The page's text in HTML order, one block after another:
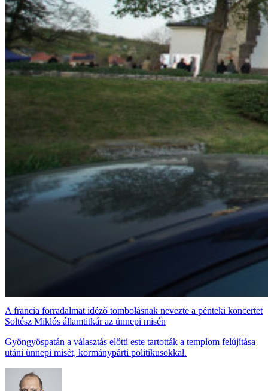
A francia forradalmat idéző tombolásnak nevezte a pénteki koncertet
Soltész Miklós államtitkár az ünnepi misén
Gyöngyöspatán a választás előtti este tartották a templom felújítása
utáni ünnepi misét, kormánypárti politikusokkal.